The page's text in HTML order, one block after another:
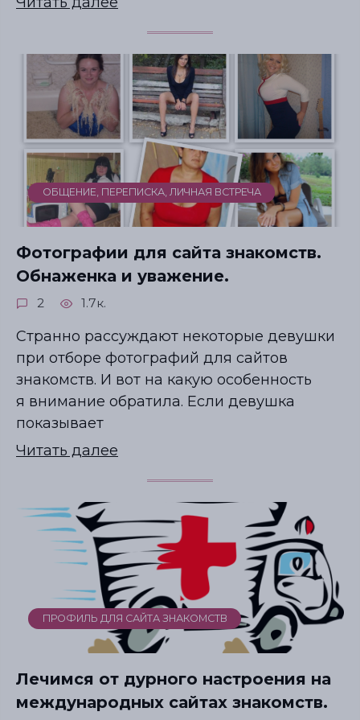
ОБЩЕНИЕ, ПЕРЕПИСКА, ЛИЧНАЯ ВСТРЕЧА
Фотографии для сайта знакомств.
Обнаженка и уважение.
2 1.7к.
Странно рассуждают некоторые девушки
при отборе фотографий для сайтов
знакомств. И вот на какую особенность
я внимание обратила. Если девушка
показывает
Читать далее
ПРОФИЛЬ ДЛЯ САЙТА ЗНАКОМСТВ
Лечимся от дурного настроения на
международных сайтах знакомств.